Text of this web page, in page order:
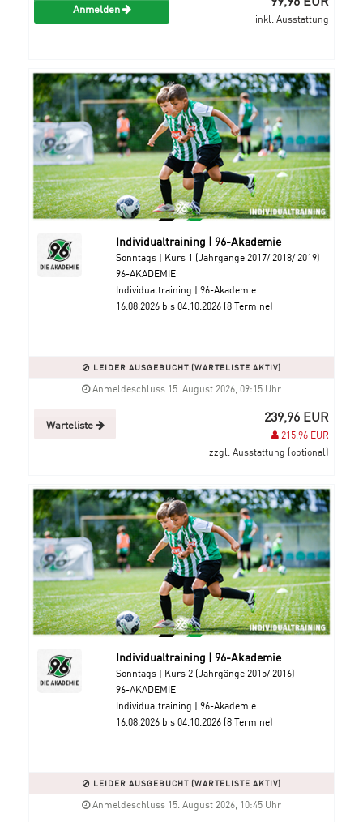
Anmelden
inkl. Ausstattung
Individualtraining | 96-Akademie
Sonntags | Kurs 1 (Jahrgänge 2017/ 2018/ 2019)
96-AKADEMIE
Individualtraining | 96-Akademie
16.08.2026 bis 04.10.2026 (8 Termine)
LEIDER AUSGEBUCHT (WARTELISTE AKTIV)
Anmeldeschluss 15. August 2026, 09:15 Uhr
Warteliste 239,96 EUR
215,96 EUR
zzgl. Ausstattung (optional)
Individualtraining | 96-Akademie
Sonntags | Kurs 2 (Jahrgänge 2015/ 2016)
96-AKADEMIE
Individualtraining | 96-Akademie
16.08.2026 bis 04.10.2026 (8 Termine)
LEIDER AUSGEBUCHT (WARTELISTE AKTIV)
Anmeldeschluss 15. August 2026, 10:45 Uhr